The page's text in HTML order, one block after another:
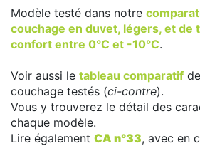
Modèle testé dans notre
couchage en duvet, légers, et de
confort entre 0°C et -10°C.
Voir aussi le tableau comparatif
couchage testés (ci-contre).
Vous y trouverez le détail des
chaque modèle.
Lire également CA n°33, avec en